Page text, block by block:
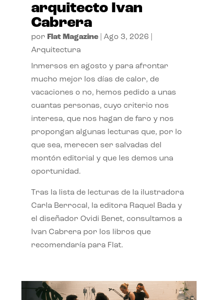
arquitecto Ivan
Cabrera
por Flat Magazine| Ago 3, 2026
Arquitectura
Inmersos en agosto y para afrontar
mucho mejor los días de calor, de
vacaciones o no, hemos pedido a unas
cuantas personas, cuyo criterio nos
interesa, que nos hagan de faro y nos
propongan algunas lecturas que, por lo
que sea, merecen ser salvadas del
montón editorial y que les demos una
oportunidad.
Tras la lista de lecturas de la ilustradora
Carla Berrocal, la editora Raquel Bada y
el diseñador Ovidi Benet, consultamos a
Ivan Cabrera por los libros que
recomendaría para Flat.